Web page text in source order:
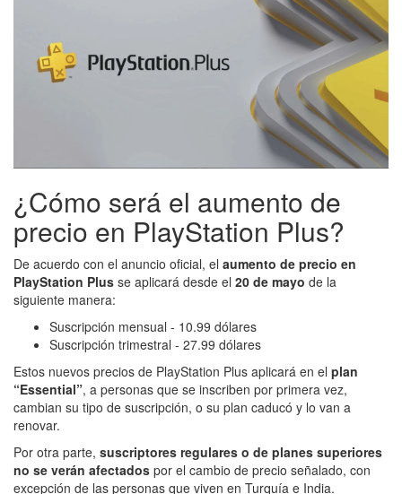
¿Cómo será el aumento de
precio en PlayStation Plus?
De acuerdo con el anuncio oficial, el aumento de precio en
PlayStation Plus se aplicará desde el 20 de mayo de la
siguiente manera:
Suscripción mensual - 10.99 dólares
Suscripción trimestral - 27.99 dólares
Estos nuevos precios de PlayStation Plus aplicará en el plan
“Essential”, a personas que se inscriben por primera vez,
cambian su tipo de suscripción, o su plan caducó y lo van a
renovar.
Por otra parte, suscriptores regulares o de planes superiores
no se verán afectados por el cambio de precio señalado, con
excepción de las personas que viven en Turquía e India.